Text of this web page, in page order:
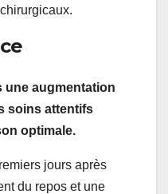
une augmentation
soins attentifs
optimale.
jours après
du repos et une